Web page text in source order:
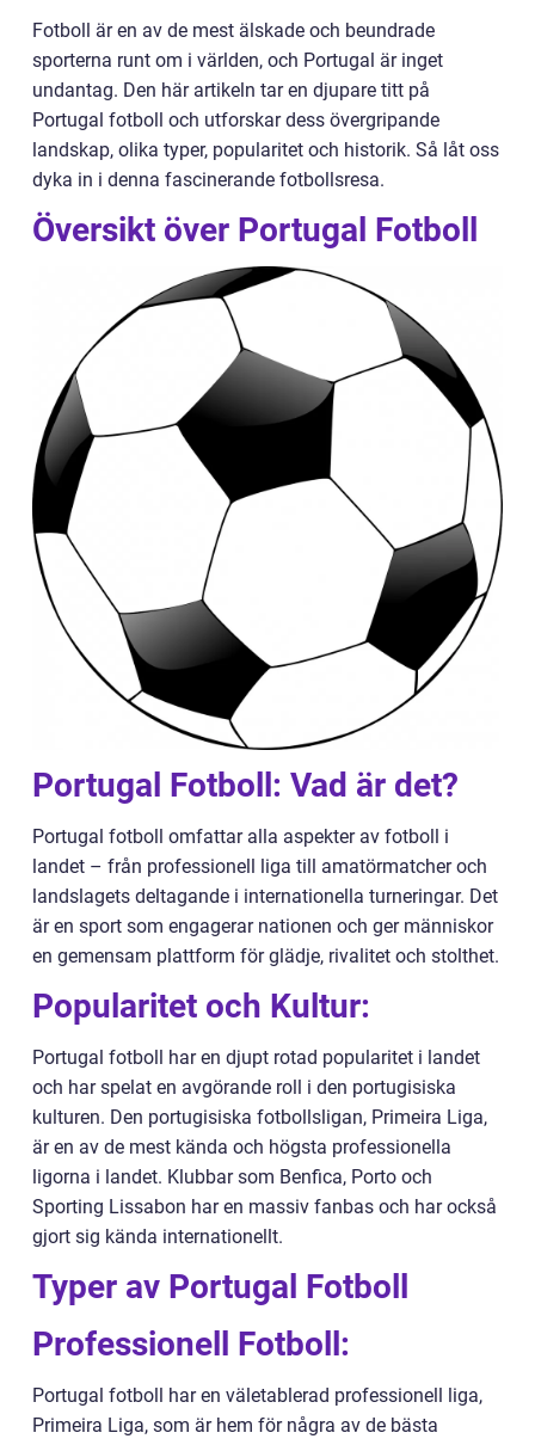
Fotboll är en av de mest älskade och beundrade
sporterna runt om i världen, och Portugal är inget
undantag. Den här artikeln tar en djupare titt på
Portugal fotboll och utforskar dess övergripande
landskap, olika typer, popularitet och historik. Så låt oss
dyka in i denna fascinerande fotbollsresa.
Översikt över Portugal Fotboll
Portugal Fotboll: Vad är det?
Portugal fotboll omfattar alla aspekter av fotboll i
landet – från professionell liga till amatörmatcher och
landslagets deltagande i internationella turneringar. Det
är en sport som engagerar nationen och ger människor
en gemensam plattform för glädje, rivalitet och stolthet.
Popularitet och Kultur:
Portugal fotboll har en djupt rotad popularitet i landet
och har spelat en avgörande roll i den portugisiska
kulturen. Den portugisiska fotbollsligan, Primeira Liga,
är en av de mest kända och högsta professionella
ligorna i landet. Klubbar som Benfica, Porto och
Sporting Lissabon har en massiv fanbas och har också
gjort sig kända internationellt.
Typer av Portugal Fotboll
Professionell Fotboll:
Portugal fotboll har en väletablerad professionell liga,
Primeira Liga, som är hem för några av de bästa